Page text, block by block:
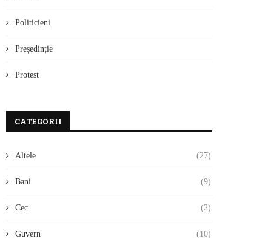
Politicieni
Președinție
Protest
CATEGORII
Altele (27)
Bani (9)
Cec (2)
Guvern (10)